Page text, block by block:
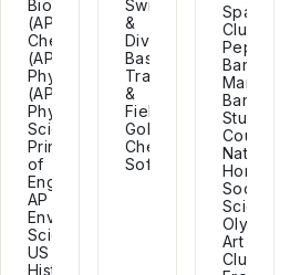
Biology
(AP),
Chemistry
(AP),
Physics
(AP),
Physical
Science,
Principles
of
Engineering,
AP
Environmental
Science,
US
History
Swim
&
Dive,
Baseball,
Track
&
Field,
Golf,
Cheerleading,
Softball.
Spanish
Club,
Pep
Band,
Marching
Band,
Student
Council,
National
Honors
Society,
Science
Olympiad,
Art
Club,